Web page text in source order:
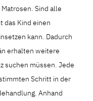
Sind alle
das Kind einen
kann. Dadurch
erhalten weitere
suchen müssen. Jede
Schritt in der
Anhand